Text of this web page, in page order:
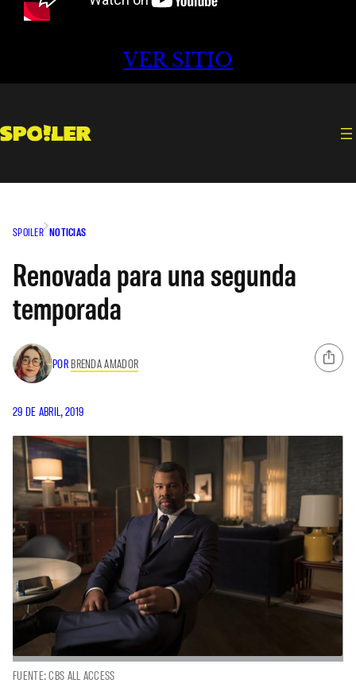
VER SITIO
SPOILER NOTICIAS
Renovada para una segunda
temporada
POR BRENDA AMADOR
29 DE ABRIL, 2019
FUENTE: CBS ALL ACCESS